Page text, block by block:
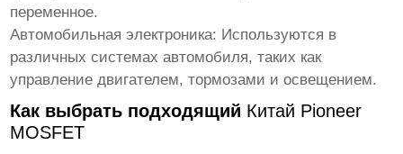
переменное.
Автомобильная электроника: Используются в
различных системах автомобиля, таких как
управление двигателем, тормозами и освещением.
Как выбрать подходящий Китай Pioneer
MOSFET